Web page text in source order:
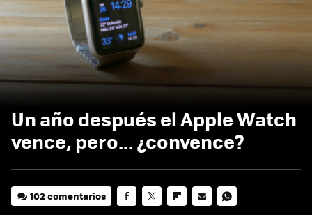
Un año después el Apple Watch
vence, pero... ¿convence?
102 comentarios